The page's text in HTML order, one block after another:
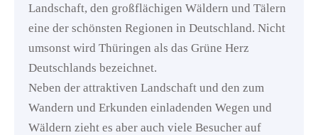
Landschaft, den großflächigen Wäldern und Tälern
eine der schönsten Regionen in Deutschland. Nicht
umsonst wird Thüringen als das Grüne Herz
Deutschlands bezeichnet.
Neben der attraktiven Landschaft und den zum
Wandern und Erkunden einladenden Wegen und
Wäldern zieht es aber auch viele Besucher auf